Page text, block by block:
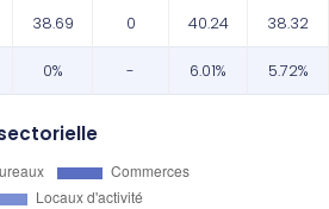
38.69 0 40.24 38.32
0% - 6.01% 5.72%